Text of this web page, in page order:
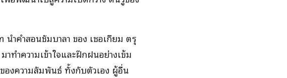
นำคำสอนชัมบาลา ของ เชอเกียม ตรุ
าทำความเข้าใจและฝึกฝนอย่างเข้ม
องความสัมพันธ์ ทั้งกับตัวเอง ผู้อื่น